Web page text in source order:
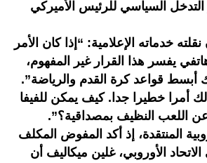
السياسي للرئيس الأميركي
خدماته الإعلامية: “إذا كان الأمر
يفسر هذا القرار غير المفهوم،
أبسط قواعد كرة القدم والرياضة”.
أمرا خطيرا جدا. كيف يمكن للفيفا
اللعب النظيف بمصداقية؟”.
المنتقدة، إذ أكد المفوض المكلف
الأوروبي، غلين ميكاليف أن